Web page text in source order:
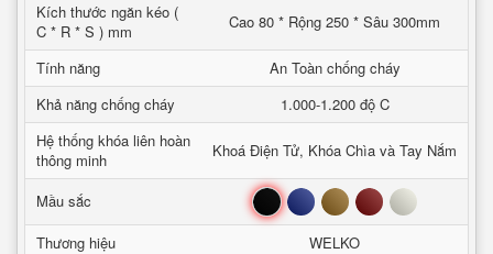
Kích thước ngăn kéo (
C * R * S ) mm
Cao 80 * Rộng 250 * Sâu 300mm
Tính năng
An Toàn chống cháy
Khả năng chống cháy
1.000-1.200 độ C
Hệ thống khóa liên hoàn
thông minh
Khoá Điện Tử, Khóa Chìa và Tay Nắm
Mầu sắc Đen Xanh Nâu Đỏ Trắng
Thương hiệu
WELKO